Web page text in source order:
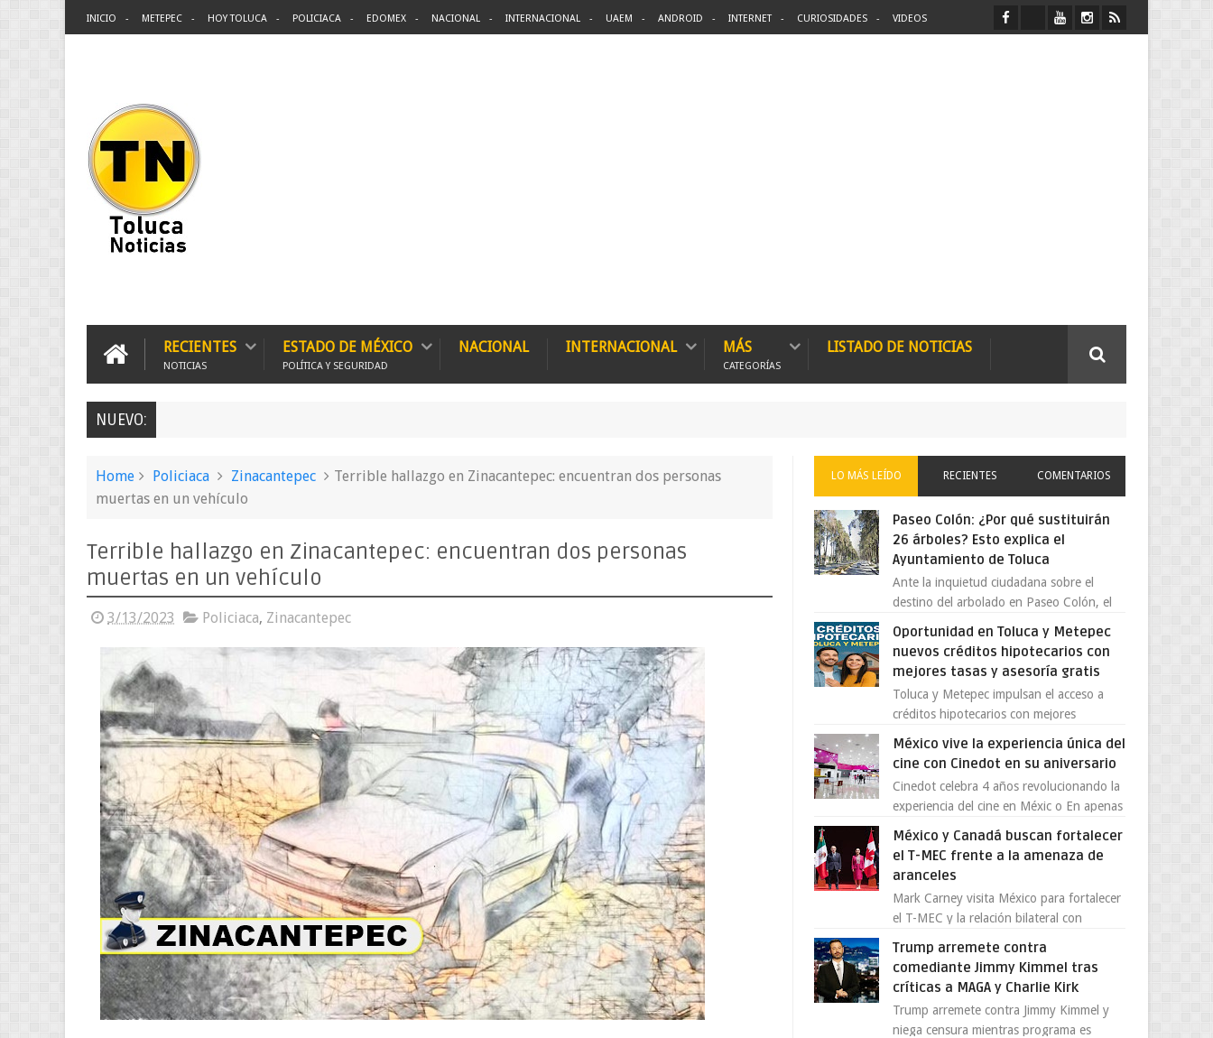
INICIO METEPEC HOY TOLUCA POLICIACA EDOMEX NACIONAL INTERNACIONAL UAEM ANDROID INTERNET CURIOSIDADES VIDEOS
RECIENTES
NOTICIAS
ESTADO DE MÉXICO
POLÍTICA Y SEGURIDAD
NACIONAL INTERNACIONAL MÁS
CATEGORÍAS
LISTADO DE NOTICIAS
NUEVO:
Home Policiaca Zinacantepec
Terrible hallazgo en Zinacantepec: encuentran dos personas
muertas en un vehículo
Terrible hallazgo en Zinacantepec: encuentran dos personas
muertas en un vehículo
3/13/2023 Policiaca, Zinacantepec
LO MÁS LEÍDO RECIENTES COMENTARIOS
Paseo Colón: ¿Por qué sustituirán
26 árboles? Esto explica el
Ayuntamiento de Toluca
Ante la inquietud ciudadana sobre el
destino del arbolado en Paseo Colón, el
solo 26 ejemplares será...
Oportunidad en Toluca y Metepec
nuevos créditos hipotecarios con
mejores tasas y asesoría gratis
Toluca y Metepec impulsan el acceso a
créditos hipotecarios con mejores
emprendedores Con la creciente neces...
México vive la experiencia única del
cine con Cinedot en su aniversario
Cinedot celebra 4 años revolucionando la
experiencia del cine en Méxic o En apenas
es posible reinve...
México y Canadá buscan fortalecer
el T-MEC frente a la amenaza de
aranceles
Mark Carney visita México para fortalecer
el T-MEC y la relación bilateral con
provocada por la ofen...
Trump arremete contra
comediante Jimmy Kimmel tras
críticas a MAGA y Charlie Kirk
Trump arremete contra Jimmy Kimmel y
niega censura mientras programa es